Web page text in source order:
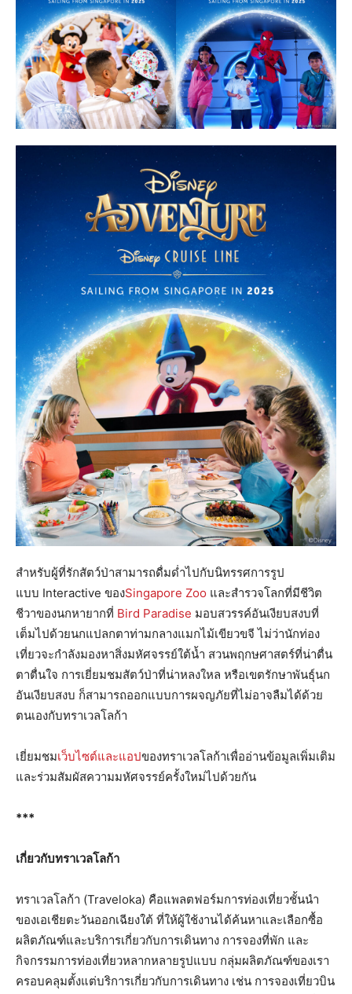
สำหรับผู้ที่รักสัตว์ป่าสามารถดื่มด่ำไปกับนิทรรศการรูป
แบบ Interactive ของSingapore Zoo และสำรวจโลกที่มีชีวิต
ชีวาของนกหายากที่ Bird Paradise มอบสวรรค์อันเงียบสงบที่
เต็มไปด้วยนกแปลกตาท่ามกลางแมกไม้เขียวขจี ไม่ว่านักท่อง
เที่ยวจะกำลังมองหาสิ่งมหัศจรรย์ใต้น้ำ สวนพฤกษศาสตร์ที่น่าตื่น
ตาตื่นใจ การเยี่ยมชมสัตว์ป่าที่น่าหลงใหล หรือเขตรักษาพันธุ์นก
อันเงียบสงบ ก็สามารถออกแบบการผจญภัยที่ไม่อาจลืมได้ด้วย
ตนเองกับทราเวลโลก้า
เยี่ยมชมเว็บไซต์และแอปของทราเวลโลก้าเพื่ออ่านข้อมูลเพิ่มเติม
และร่วมสัมผัสความมหัศจรรย์ครั้งใหม่ไปด้วยกัน
***
เกี่ยวกับทราเวลโลก้า
ทราเวลโลก้า (Traveloka) คือแพลตฟอร์มการท่องเที่ยวชั้นนำ
ของเอเชียตะวันออกเฉียงใต้ ที่ให้ผู้ใช้งานได้ค้นหาและเลือกซื้อ
ผลิตภัณฑ์และบริการเกี่ยวกับการเดินทาง การจองที่พัก และ
กิจกรรมการท่องเที่ยวหลากหลายรูปแบบ กลุ่มผลิตภัณฑ์ของเรา
ครอบคลุมตั้งแต่บริการเกี่ยวกับการเดินทาง เช่น การจองเที่ยวบิน